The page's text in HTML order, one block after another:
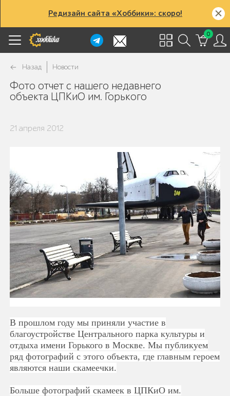
Редизайн сайта «Хоббики»: скоро!
0
Назад Новости
Фото отчет с нашего недавнего
объекта ЦПКиО им. Горького
21 апреля 2012
В прошлом году мы приняли участие в
благоустройстве Центрального парка культуры и
отдыха имени Горького в Москве. Мы публикуем
ряд фотографий с этого объекта, где главным героем
являются наши скамеечки.
Больше фотографий скамеек в ЦПКиО им.